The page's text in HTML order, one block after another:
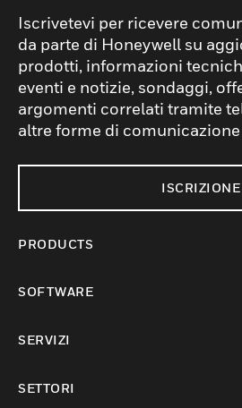
Iscrivetevi per ricevere
da parte di Honeywell su
prodotti, informazioni
eventi e notizie, sondaggi,
argomenti correlati tramite
altre forme di
ISCRIZIONE
PRODUCTS
SOFTWARE
SERVIZI
SETTORI